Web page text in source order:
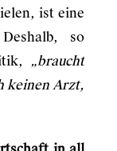
ist eine
so
„braucht
keinen Arzt,